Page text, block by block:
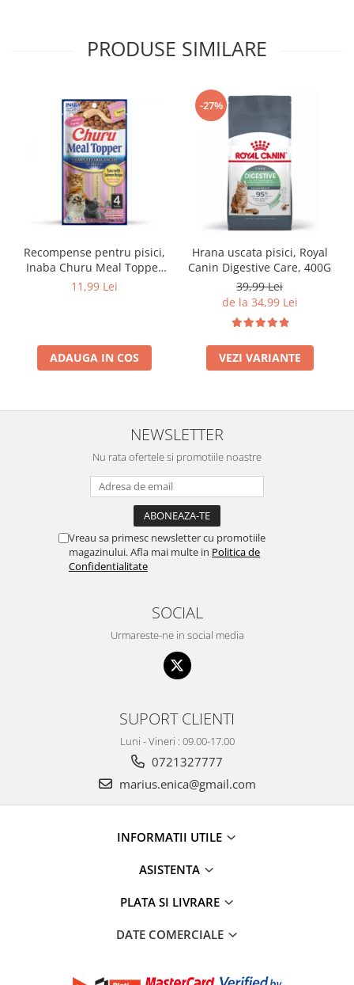
PRODUSE SIMILARE
Recompense pentru pisici,
Inaba Churu Meal Topper
Tuna with Salmon Recipe
11,99 Lei
ADAUGA IN COS
-27%
Hrana uscata pisici, Royal
Canin Digestive Care, 400G
39,99 Lei
de la 34,99 Lei
VEZI VARIANTE
NEWSLETTER
Nu rata ofertele si promotiile noastre
Vreau sa primesc newsletter cu promotiile
magazinului. Afla mai multe in Politica de
Confidentialitate
SOCIAL
Urmareste-ne in social media
SUPORT CLIENTI
Luni - Vineri : 09.00-17.00
0721327777
marius.enica@gmail.com
INFORMATII UTILE
ASISTENTA
PLATA SI LIVRARE
DATE COMERCIALE